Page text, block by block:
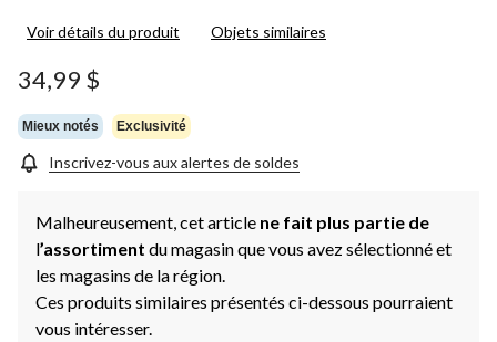
Voir détails du produit Objets similaires
34,99 $
Mieux notés Exclusivité
Inscrivez-vous aux alertes de soldes
Malheureusement, cet article ne fait plus partie de
l’assortiment du magasin que vous avez sélectionné et
les magasins de la région.
Ces produits similaires présentés ci-dessous pourraient
vous intéresser.